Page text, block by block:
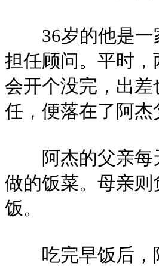
36岁的他是一
担任顾问。平时
会开个没完，出
任，便落在了阿杰
阿杰的父亲每
做的饭菜。母亲
饭。
吃完早饭后，